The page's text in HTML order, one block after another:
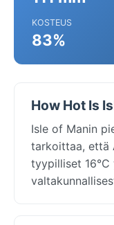
KOSTEUS
83%
How Hot Is
Isle of Manin
tarkoittaa, että
tyypilliset